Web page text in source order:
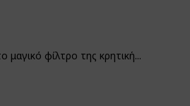
μαγικό φίλτρο της κρητική...